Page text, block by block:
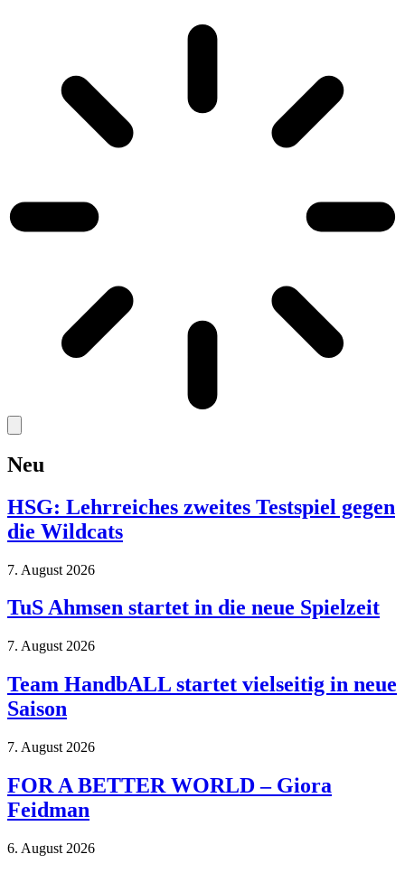
Neu
HSG: Lehrreiches zweites Testspiel gegen
die Wildcats
7. August 2026
TuS Ahmsen startet in die neue Spielzeit
7. August 2026
Team HandbALL startet vielseitig in neue
Saison
7. August 2026
FOR A BETTER WORLD – Giora
Feidman
6. August 2026